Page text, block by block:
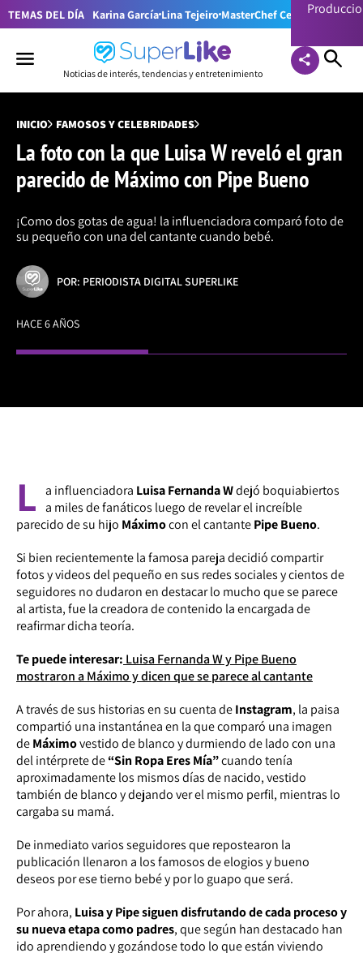
TEMAS DEL DÍA Karina García Lina Tejeiro MasterChef Celebrity
Noticias de interés, tendencias y entretenimiento
INICIO FAMOSOS Y CELEBRIDADES
La foto con la que Luisa W reveló el gran
parecido de Máximo con Pipe Bueno
¡Como dos gotas de agua! la influenciadora comparó foto de
su pequeño con una del cantante cuando bebé.
POR: PERIODISTA DIGITAL SUPERLIKE
HACE 6 AÑOS
L a influenciadora Luisa Fernanda Wdejó boquiabiertos
a miles de fanáticos luego de revelar el increíble
parecido de su hijo Máximocon el cantantePipe Bueno.
Si bien recientemente la famosa pareja decidió compartir
fotos y videos del pequeño en sus redes sociales y cientos de
seguidores no dudaron en destacar lo mucho que se parece
al artista, fue la creadora de contenido la encargada de
reafirmar dicha teoría.
Te puede interesar: Luisa Fernanda W y Pipe Bueno
mostraron a Máximo y dicen que se parece al cantante
A través de sus historias en su cuenta deInstagram, la paisa
compartió una instantánea en la que comparó una imagen
deMáximovestido de blanco y durmiendo de lado con una
del intérprete de“Sin Ropa Eres Mía”cuando tenía
aproximadamente los mismos días de nacido, vestido
también de blanco y dejando ver el mismo perfil, mientras lo
cargaba su mamá.
De inmediato varios seguidores que repostearon la
publicación llenaron a los famosos de elogios y bueno
deseos por ese tierno bebé y por lo guapo que será.
Por ahora, Luisa y Pipe siguen disfrutando de cada proceso y
su nueva etapa como padres, que según han destacado han
ido aprendiendo y gozándose todo lo que están viviendo